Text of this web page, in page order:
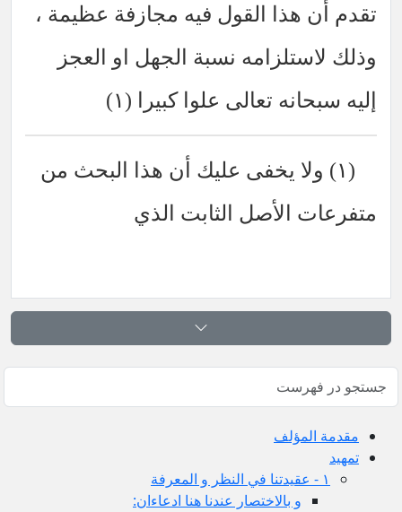
تقدم أن هذا القول فيه مجازفة عظيمة ،
وذلك لاستلزامه نسبة الجهل او العجز
إليه سبحانه تعالى علوا كبيرا (١)
(١) ولا يخفى عليك أن هذا البحث من
متفرعات الأصل الثابت الذي
مقدمة المؤلف
تمهيد
١ - عقيدتنا في النظر و المعرفة
و بالاختصار عندنا هنا ادعاءان: